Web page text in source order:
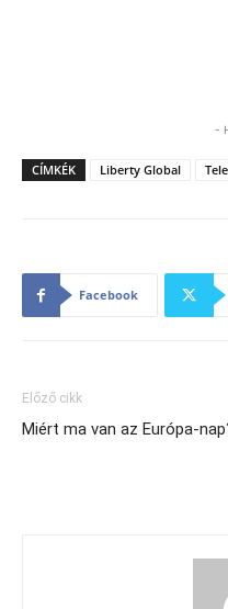
-
CÍMKÉK Liberty Global
Facebook
Előző cikk
Miért ma van az Európa-